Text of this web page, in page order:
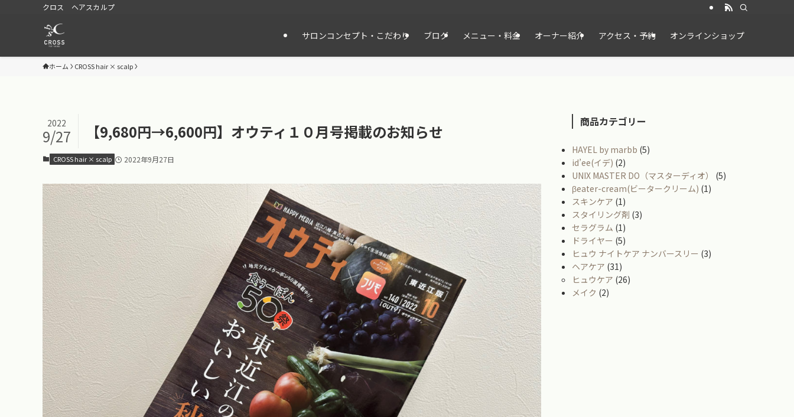
クロス ヘアスカルプ
サロンコンセプト・こだわり ブログ メニュー・料金 オーナー紹介 アクセス・予約 オンラインショップ
ホーム CROSS hair × scalp
【9,680円→6,600円】オウティ１０月号掲載のお知らせ
2022
9/27
CROSS hair × scalp 2022年9月27日
商品カテゴリー
HAYEL by marbb (5)
id’ee(イデ) (2)
UNIX MASTER DO（マスターディオ）
(5)
βeater-cream(ビータークリーム) (1)
スキンケア (1)
スタイリング剤 (3)
セラグラム (1)
ドライヤー (5)
ヒュウ ナイトケア ナンバースリー (3)
ヘアケア (31)
ヒュウケア (26)
メイク (2)